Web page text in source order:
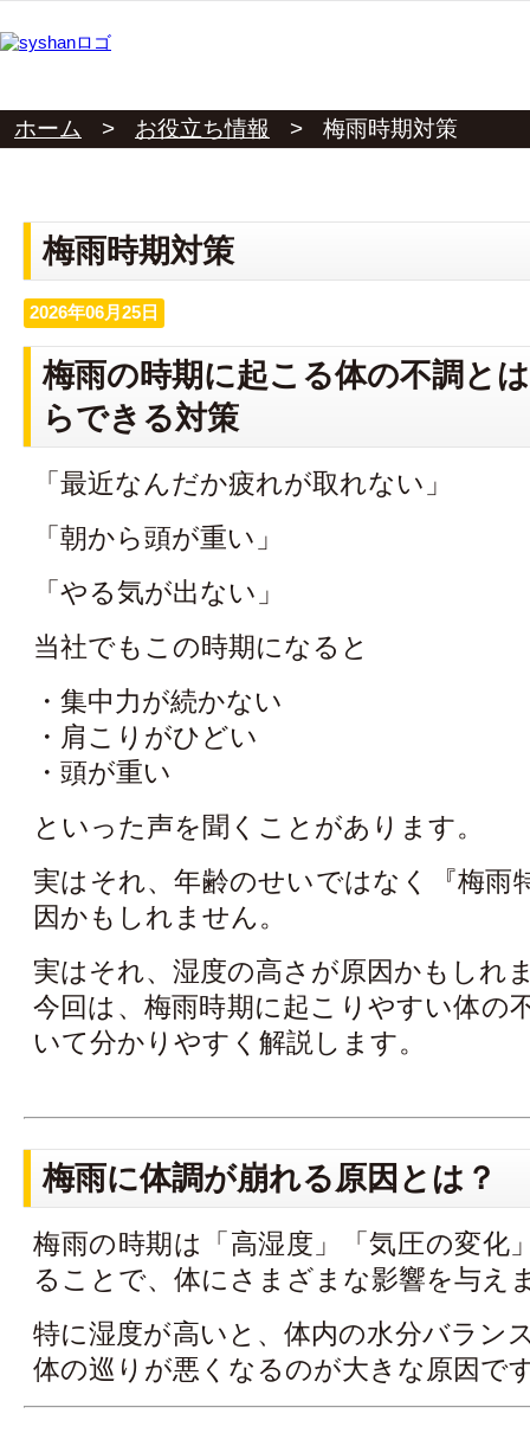
ホーム > お役立ち情報 > 梅雨時期対策
梅雨時期対策
2026年06月25日
梅雨の時期に起こる体の不調と
らできる対策
「最近なんだか疲れが取れない」
「朝から頭が重い」
「やる気が出ない」
当社でもこの時期になると
・集中力が続かない
・肩こりがひどい
・頭が重い
といった声を聞くことがあります。
実はそれ、年齢のせいではなく『梅雨
因かもしれません。
実はそれ、湿度の高さが原因かもしれ
今回は、梅雨時期に起こりやすい体の
いて分かりやすく解説します。
梅雨に体調が崩れる原因とは？
梅雨の時期は「高湿度」「気圧の変化
ることで、体にさまざまな影響を与え
特に湿度が高いと、体内の水分バラン
体の巡りが悪くなるのが大きな原因で